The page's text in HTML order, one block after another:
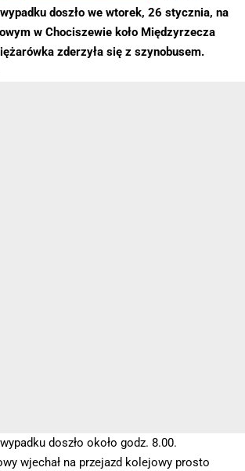
doszło we wtorek, 26 stycznia, na
w Chociszewie koło Międzyrzecza
zderzyła się z szynobusem.
doszło około godz. 8.00.
wjechał na przejazd kolejowy prosto